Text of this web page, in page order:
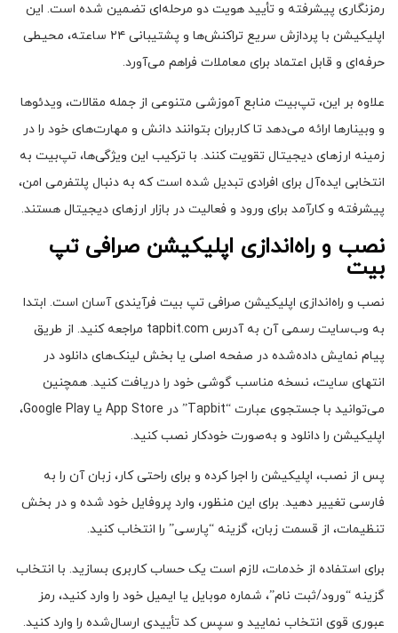
رمزنگاری پیشرفته و تأیید هویت دو مرحله‌ای تضمین شده است. این
اپلیکیشن با پردازش سریع تراکنش‌ها و پشتیبانی ۲۴ ساعته، محیطی
حرفه‌ای و قابل اعتماد برای معاملات فراهم می‌آورد.
علاوه بر این، تپ‌بیت منابع آموزشی متنوعی از جمله مقالات، ویدئوها
و وبینارها ارائه می‌دهد تا کاربران بتوانند دانش و مهارت‌های خود را در
زمینه ارزهای دیجیتال تقویت کنند. با ترکیب این ویژگی‌ها، تپ‌بیت به
انتخابی ایده‌آل برای افرادی تبدیل شده است که به دنبال پلتفرمی امن،
پیشرفته و کارآمد برای ورود و فعالیت در بازار ارزهای دیجیتال هستند.
نصب و راه‌اندازی اپلیکیشن صرافی تپ
بیت
نصب و راه‌اندازی اپلیکیشن صرافی تپ بیت فرآیندی آسان است. ابتدا
به وب‌سایت رسمی آن به آدرس tapbit.com مراجعه کنید. از طریق
پیام نمایش داده‌شده در صفحه اصلی یا بخش لینک‌های دانلود در
انتهای سایت، نسخه مناسب گوشی خود را دریافت کنید. همچنین
می‌توانید با جستجوی عبارت “Tapbit” در App Store یا Google Play،
اپلیکیشن را دانلود و به‌صورت خودکار نصب کنید.
پس از نصب، اپلیکیشن را اجرا کرده و برای راحتی کار، زبان آن را به
فارسی تغییر دهید. برای این منظور، وارد پروفایل خود شده و در بخش
تنظیمات، از قسمت زبان، گزینه “پارسی” را انتخاب کنید.
برای استفاده از خدمات، لازم است یک حساب کاربری بسازید. با انتخاب
گزینه “ورود/ثبت نام”، شماره موبایل یا ایمیل خود را وارد کنید، رمز
عبوری قوی انتخاب نمایید و سپس کد تأییدی ارسال‌شده را وارد کنید.